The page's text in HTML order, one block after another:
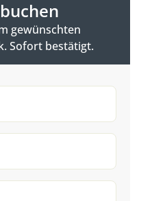
gewünschten
Sofort bestätigt.